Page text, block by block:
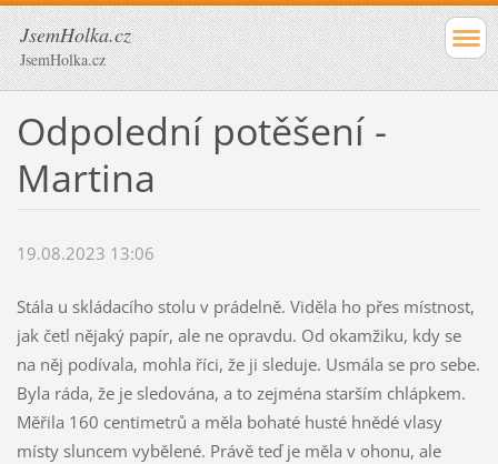
JsemHolka.cz
JsemHolka.cz
Odpolední potěšení -
Martina
19.08.2023 13:06
Stála u skládacího stolu v prádelně. Viděla ho přes místnost,
jak četl nějaký papír, ale ne opravdu. Od okamžiku, kdy se
na něj podívala, mohla říci, že ji sleduje. Usmála se pro sebe.
Byla ráda, že je sledována, a to zejména starším chlápkem.
Měřila 160 centimetrů a měla bohaté husté hnědé vlasy
místy sluncem vybělené. Právě teď je měla v ohonu, ale